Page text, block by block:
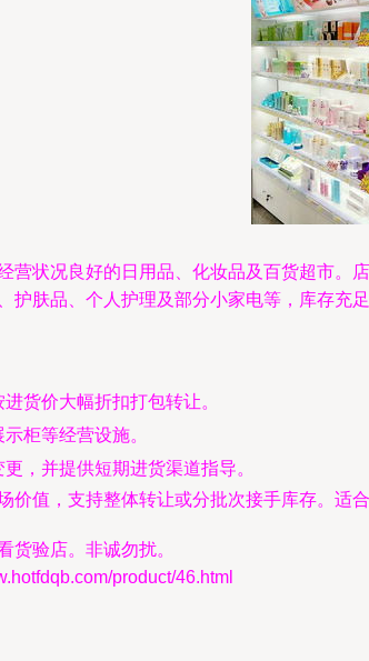
营状况良好的日用品、化妆品及百货超市
护肤品、个人护理及部分小家电等，库存充
货价大幅折扣打包转让。
柜等经营设施。
，并提供短期进货渠道指导。
价值，支持整体转让或分批次接手库存。适
货验店。非诚勿扰。
product/46.html